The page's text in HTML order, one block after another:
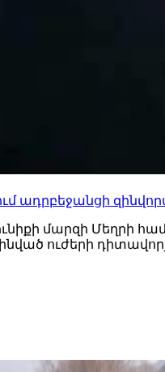
ադրբեջանցի
մարզի Մեղրի
ուժերի